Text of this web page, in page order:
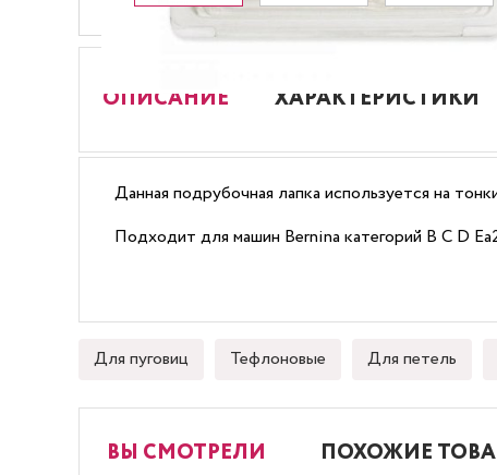
ОПИСАНИЕ ХАРАКТЕРИСТИКИ
Данная подрубочная лапка используется на
Подходит для машин Bernina категорий B C D Ea
Для пуговиц Тефлоновые Для петель
ВЫ СМОТРЕЛИ ПОХОЖИЕ